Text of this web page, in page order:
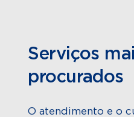
Serviços
procurados
O atendimento e o